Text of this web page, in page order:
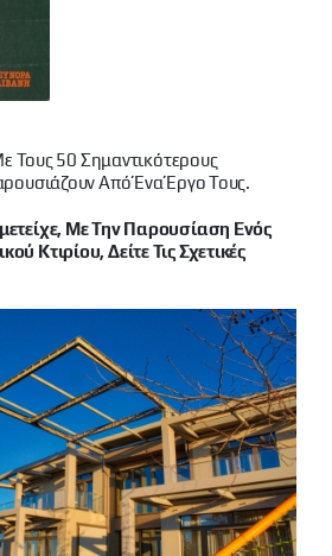
Τους 50 Σημαντικότερους
Από Ένα Έργο Τους.
Με Την Παρουσίαση Ενός
Κτιρίου, Δείτε Τις Σχετικές